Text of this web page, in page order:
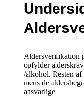
Aldersverifikation
opfylder
/alkohol. Resten
mens de
ansvarlige.